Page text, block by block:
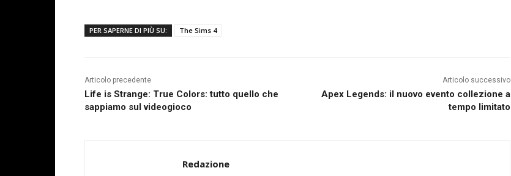
PER SAPERNE DI PIÙ SU: The Sims 4
Articolo precedente
Life is Strange: True Colors: tutto quello che
sappiamo sul videogioco
Articolo successivo
Apex Legends: il nuovo evento collezione a
tempo limitato
Redazione